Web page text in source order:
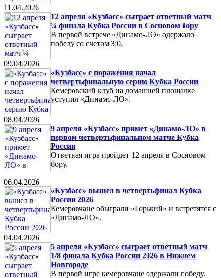
11.04.2026
12 апреля «Кузбасс» сыграет ответный матч
¼ финала Кубка России в Сосновом бору
В первой встрече «Динамо-ЛО» одержало
победу со счетом 3:0.
09.04.2026
«Кузбасс» с поражения начал
четвертьфинальную серию Кубка России
Кемеровский клуб на домашней площадке
уступил «Динамо-ЛО».
08.04.2026
9 апреля «Кузбасс» примет «Динамо-ЛО» в
первом четвертьфинальном матче Кубка
России
Ответная игра пройдет 12 апреля в Сосновом
бору.
06.04.2026
«Кузбасс» вышел в четвертьфинал Кубка
России 2026
Кемеровчане обыграли «Горький» и встретятся с
«Динамо-ЛО».
04.04.2026
5 апреля «Кузбасс» сыграет ответный матч
1/8 финала Кубка России 2026 в Нижнем
Новгороде
В первой игре кемеровчане одержали победу.